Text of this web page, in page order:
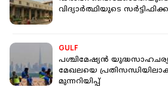
വിദ്യാർത്ഥിയുടെ
GULF
പശ്ചിമേഷ്യൻ
മേഖലയെ
മുന്നറിയിപ്പ്